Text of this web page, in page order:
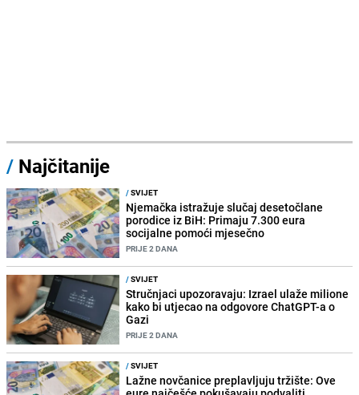
/ Najčitanije
/SVIJET
Njemačka istražuje slučaj desetočlane
porodice iz BiH: Primaju 7.300 eura
socijalne pomoći mjesečno
PRIJE 2 DANA
/SVIJET
Stručnjaci upozoravaju: Izrael ulaže milione
kako bi utjecao na odgovore ChatGPT-a o
Gazi
PRIJE 2 DANA
/SVIJET
Lažne novčanice preplavljuju tržište: Ove